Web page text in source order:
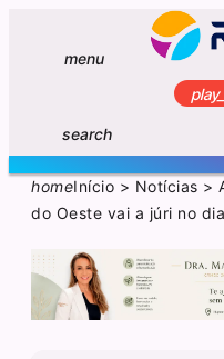
menu
search
homeInício > Notícias >
do Oeste vai a júri no